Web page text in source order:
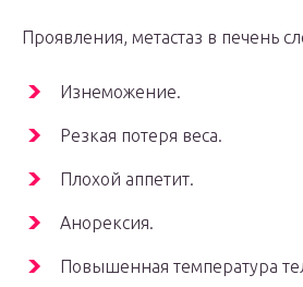
Проявления, метастаз в печень
Изнеможение.
Резкая потеря веса.
Плохой аппетит.
Анорексия.
Повышенная температура